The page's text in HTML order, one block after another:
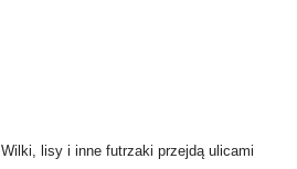
Wilki, lisy i inne futrzaki przejdą ulicami